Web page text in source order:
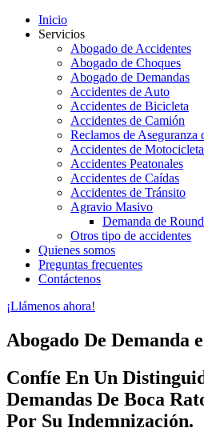
Inicio
Servicios
Abogado de Accidentes
Abogado de Choques
Abogado de Demandas
Accidentes de Auto
Accidentes de Bicicleta
Accidentes de Camión
Reclamos de Aseguranza
Accidentes de Motocicleta
Accidentes Peatonales
Accidentes de Caídas
Accidentes de Tránsito
Agravio Masivo
Demanda de
Otros tipo de accidentes
Quienes somos
Preguntas frecuentes
Contáctenos
¡Llámenos ahora!
Abogado De Demanda
Confíe En Un
Demandas De Boca
Por Su Indemnización.